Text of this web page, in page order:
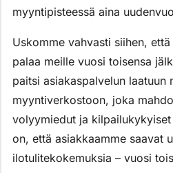
myyntipisteessä aina
Uskomme vahvasti siihen,
palaa meille vuosi toisensa
paitsi asiakaspalvelun laatuun
myyntiverkostoon, joka
volyymiedut ja
on, että asiakkaamme saavat
ilotulitekokemuksia – vuosi